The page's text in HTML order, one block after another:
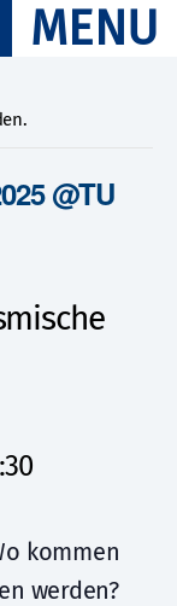
@TU
kommen
werden?